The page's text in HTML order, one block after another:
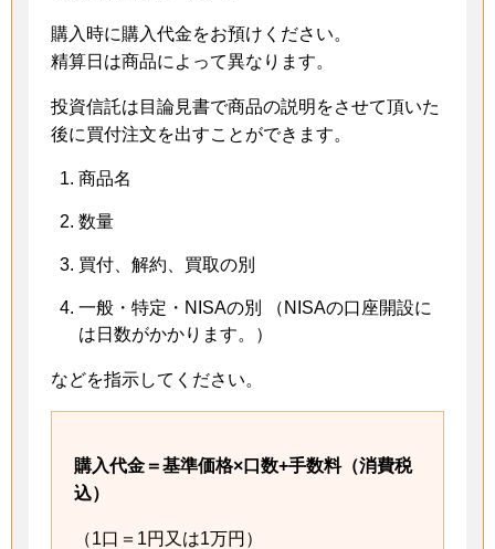
購入時に購入代金をお預けください。
精算日は商品によって異なります。
投資信託は目論見書で商品の説明をさせて頂いた
後に買付注文を出すことができます。
商品名
数量
買付、解約、買取の別
一般・特定・NISAの別 （NISAの口座開設に
は日数がかかります。）
などを指示してください。
購入代金＝基準価格×口数+手数料（消費税
込）
（1口＝1円又は1万円）